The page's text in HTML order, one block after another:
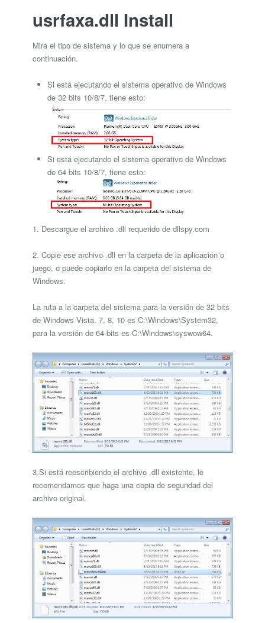
usrfaxa.dll Install
Mira el tipo de sistema y lo que se enumera a
continuación.
Si está ejecutando el sistema operativo de Windows
de 32 bits 10/8/7, tiene esto:
Si está ejecutando el sistema operativo de Windows
de 64 bits 10/8/7, tiene esto:
1. Descargue el archivo .dll requerido de dllspy.com
2. Copie ese archivo .dll en la carpeta de la aplicación o
juego, o puede copiarlo en la carpeta del sistema de
Windows.
La ruta a la carpeta del sistema para la versión de 32 bits
de Windows Vista, 7, 8, 10 es C:\Windows\System32,
para la versión de 64-bits es C:\Windows\syswow64.
3.Si está reescribiendo el archivo .dll existente, le
recomendamos que haga una copia de seguridad del
archivo original.